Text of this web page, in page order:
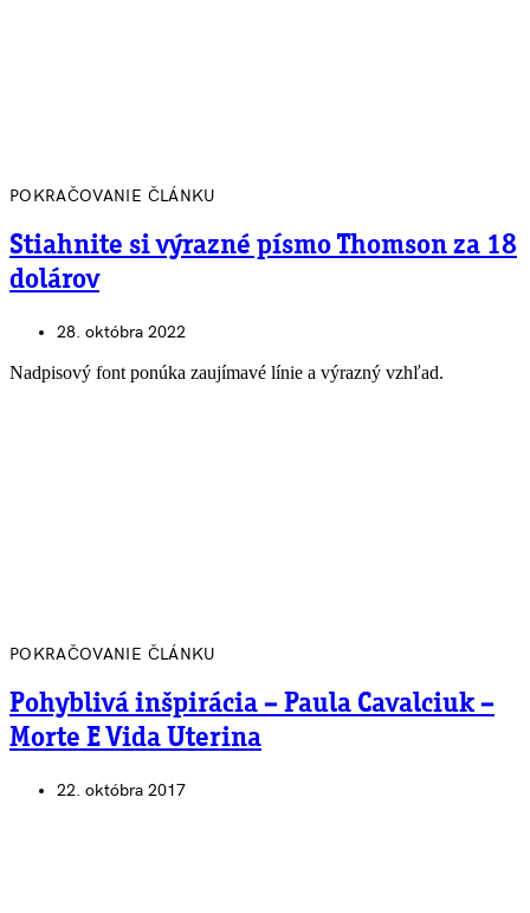
POKRAČOVANIE ČLÁNKU
Stiahnite si výrazné písmo Thomson za 18
dolárov
28. októbra 2022
Nadpisový font ponúka zaujímavé línie a výrazný vzhľad.
POKRAČOVANIE ČLÁNKU
Pohyblivá inšpirácia – Paula Cavalciuk –
Morte E Vida Uterina
22. októbra 2017